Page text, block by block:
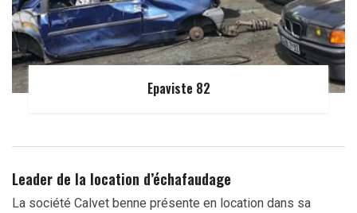
Epaviste 82
Leader de la location d’échafaudage
La société Calvet benne présente en location dans sa